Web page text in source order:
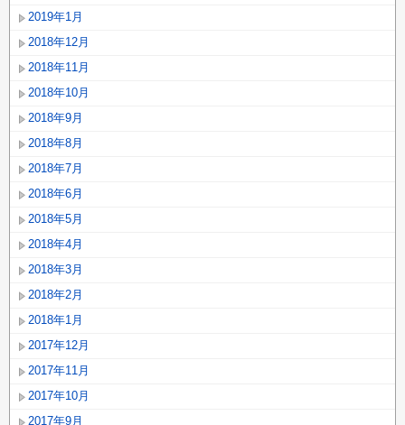
2019年1月
2018年12月
2018年11月
2018年10月
2018年9月
2018年8月
2018年7月
2018年6月
2018年5月
2018年4月
2018年3月
2018年2月
2018年1月
2017年12月
2017年11月
2017年10月
2017年9月